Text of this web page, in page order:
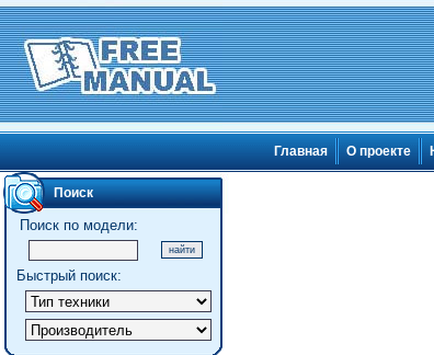
Главная О проекте
Поиск
Поиск по модели:
Быстрый поиск: